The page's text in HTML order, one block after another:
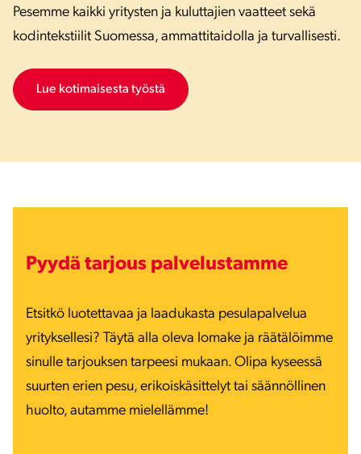
Pesemme kaikki yritysten ja kuluttajien vaatteet sekä
kodintekstiilit Suomessa, ammattitaidolla ja turvallisesti.
Lue kotimaisesta työstä
Pyydä tarjous palvelustamme
Etsitkö luotettavaa ja laadukasta pesulapalvelua
yrityksellesi? Täytä alla oleva lomake ja räätälöimme
sinulle tarjouksen tarpeesi mukaan. Olipa kyseessä
suurten erien pesu, erikoiskäsittelyt tai säännöllinen
huolto, autamme mielellämme!